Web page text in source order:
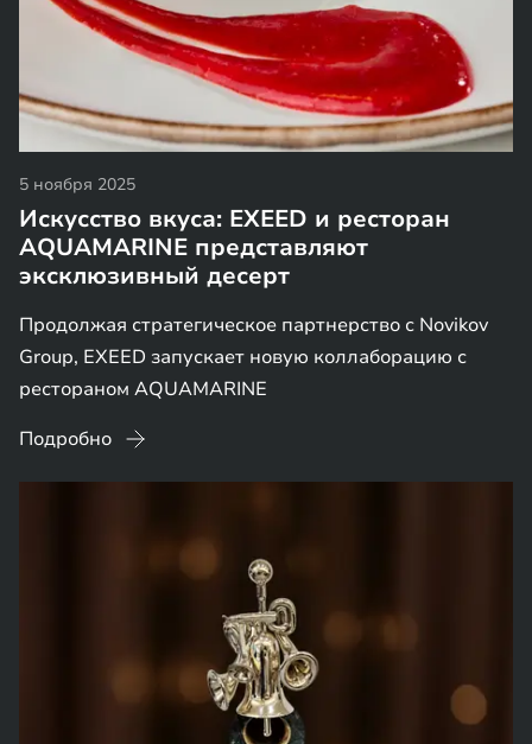
5 ноября 2025
Искусство вкуса: EXEED и ресторан
AQUAMARINE представляют
эксклюзивный десерт
Продолжая стратегическое партнерство с Novikov
Group, EXEED запускает новую коллаборацию с
рестораном AQUAMARINE
Подробно